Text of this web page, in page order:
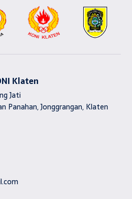
Klaten
Jati
Panahan, Jonggrangan, Klaten